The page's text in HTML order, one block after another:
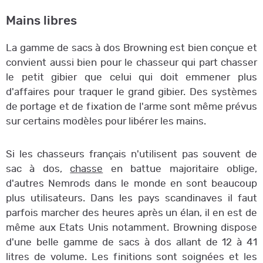
Mains libres
La gamme de sacs à dos Browning est bien conçue et
convient aussi bien pour le chasseur qui part chasser
le petit gibier que celui qui doit emmener plus
d'affaires pour traquer le grand gibier. Des systèmes
de portage et de fixation de l'arme sont même prévus
sur certains modèles pour libérer les mains.
Si les chasseurs français n'utilisent pas souvent de
sac à dos,chasse en battue majoritaire oblige,
d'autres Nemrods dans le monde en sont beaucoup
plus utilisateurs. Dans les pays scandinaves il faut
parfois marcher des heures après un élan, il en est de
même aux Etats Unis notamment. Browning dispose
d'une belle gamme de sacs à dos allant de 12 à 41
litres de volume. Les finitions sont soignées et les